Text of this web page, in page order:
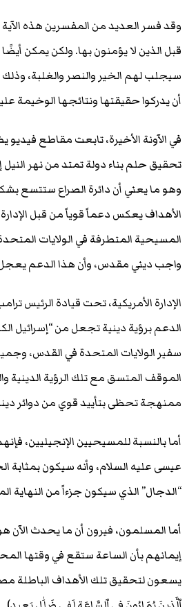
وقد فسر العديد من المفسرين هذه الآية
قبل الذين لا يؤمنون بها. ولكن يمكن
سيجلب لهم الخير والنصر والغلبة،
أن يدركوا حقيقتها ونتائجها الوخيمة
في الآونة الأخيرة، تابعت مقاطع
تحقيق حلم بناء دولة تمتد من نهر النيل
وهو ما يعني أن دائرة الصراع ستتسع
الأهداف يعكس دعماً قوياً من قبل
المسيحية المتطرفة في الولايات
واجب ديني مقدس، وأن هذا الدعم يعجل
الإدارة الأمريكية، تحت قيادة
الدعم برؤية دينية تجعل من “إسرائيل
سفير الولايات المتحدة في القدس،
الموقف المتسق مع تلك الرؤية
ممنهجة تحظى بتأييد قوي من دوائر
أما بالنسبة للمسيحيين الإنجيليين،
عيسى عليه السلام، وأنه سيكون
“الدجال” الذي سيكون جزءاً من النهاية
أما المسلمون، فيرون أن ما يحدث
إيمانهم بأن الساعة ستقع في وقتها
يسعون لتحقيق تلك الأهداف الباطلة